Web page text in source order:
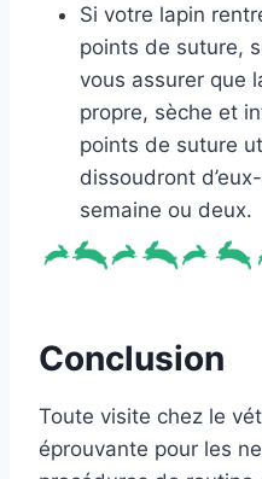
Si votre lapin
points de suture,
vous assurer que
propre, sèche et
points de suture
dissoudront
semaine ou deux.
Conclusion
Toute visite chez le
éprouvante pour les